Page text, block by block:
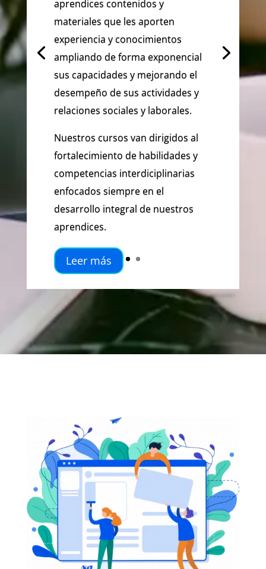
aprendices contenidos y
materiales que les aporten
experiencia y conocimientos
ampliando de forma exponencial
sus capacidades y mejorando el
desempeño de sus actividades y
relaciones sociales y laborales.
Nuestros cursos van dirigidos al
fortalecimiento de habilidades y
competencias interdiciplinarias
enfocados siempre en el
desarrollo integral de nuestros
aprendices.
Leer más